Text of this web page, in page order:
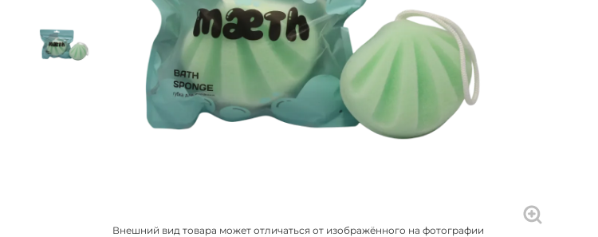
Внешний вид товара может отличаться от изображённого на фотографии